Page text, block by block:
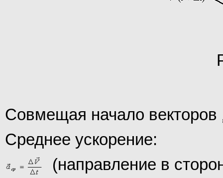
Совмещая начало векторов
Среднее ускорение:
(направление в